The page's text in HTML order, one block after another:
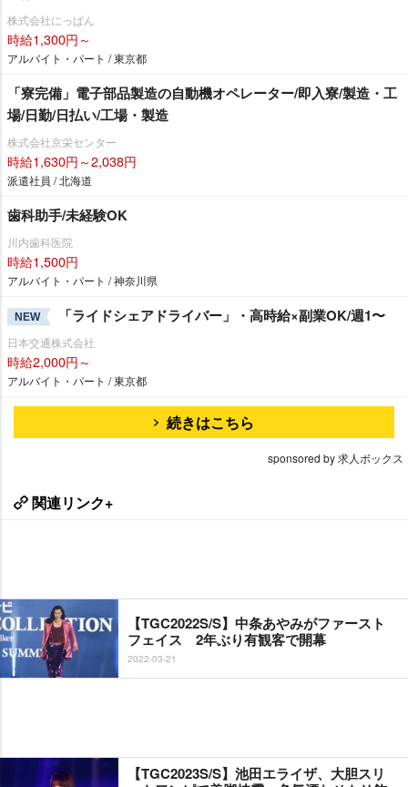
株式会社にっぱん
時給1,300円～
アルバイト・パート / 東京都
「寮完備」電子部品製造の自動機オペレーター/即入寮/製造・工
場/日勤/日払い/工場・製造
株式会社京栄センター
時給1,630円～2,038円
派遣社員 / 北海道
歯科助手/未経験OK
川内歯科医院
時給1,500円
アルバイト・パート / 神奈川県
NEW 「ライドシェアドライバー」・高時給×副業OK/週1〜
日本交通株式会社
時給2,000円～
アルバイト・パート / 東京都
続きはこちら
sponsored by 求人ボックス
関連リンク+
【TGC2022S/S】中条あやみがファースト
フェイス 2年ぶり有観客で開幕
2022-03-21
【TGC2023S/S】池田エライザ、大胆スリ